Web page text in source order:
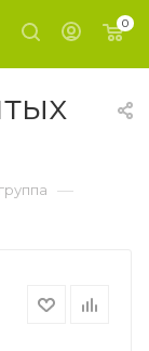
0
—